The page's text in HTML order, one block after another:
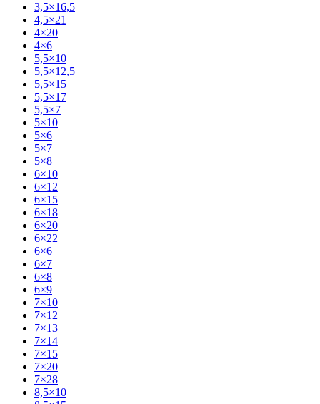
3,5×16,5
4,5×21
4×20
4×6
5,5×10
5,5×12,5
5,5×15
5,5×17
5,5×7
5×10
5×6
5×7
5×8
6×10
6×12
6×15
6×18
6×20
6×22
6×6
6×7
6×8
6×9
7×10
7×12
7×13
7×14
7×15
7×20
7×28
8,5×10